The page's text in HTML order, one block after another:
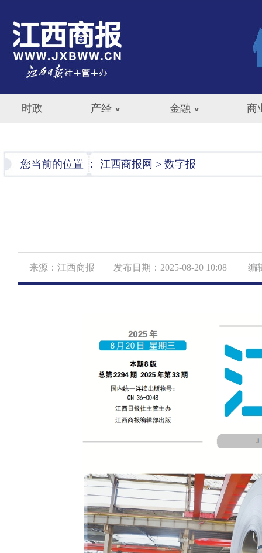
时政 产经 金融 商
您当前的位置 ： 江西商报网 > 数字报
来源：江西商报 发布日期：2025-08-20 10:08 编